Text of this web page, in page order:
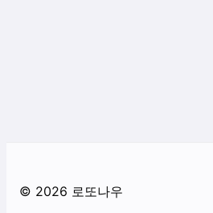
© 2026 로또나우